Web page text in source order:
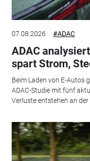
07.08.2026 #ADAC
ADAC
spart Strom,
Beim Laden von E-Autos
ADAC-Studie mit fünf
Verluste entstehen an der